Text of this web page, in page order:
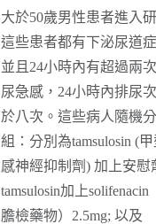
大於50歲男性患者進入研
這些患者都有下泌尿道症
並且24小時內有超過兩
尿急感，24小時內排尿
於八次。這些病人隨機
組：分別為tamsulosin (
感神經抑制劑) 加上安慰
tamsulosin加上solifenacin
膽檢藥物）2.5mg; 以及